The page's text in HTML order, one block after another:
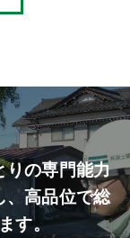
りの専門能力
、高品位で総
す。